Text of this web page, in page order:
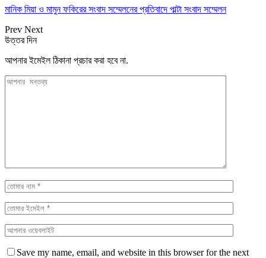
মানিক মিয়া ও মামুন ফকিরের সংবাদ সম্মেলনের প্রতিবাদে পাল্টা সংবাদ সম্মেলন
Prev Next
উত্তর দিন
আপনার ইমেইল ঠিকানা প্রচার করা হবে না.
Save my name, email, and website in this browser for the next